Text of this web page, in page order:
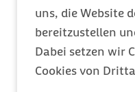
uns, die Website
bereitzustellen
Dabei setzen wir
Cookies von
Barmer Bonus